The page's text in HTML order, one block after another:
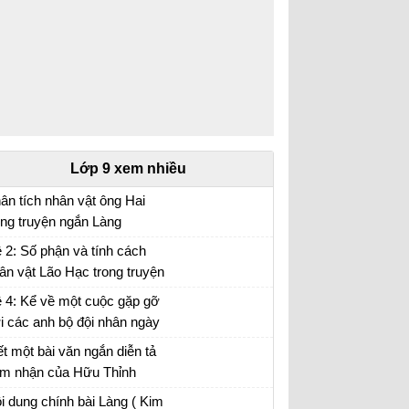
Lớp 9 xem nhiều
tích nhân vật ông Hai
truyện ngắn Làng
tích nhân vật ông Hai hay nhất
2: Số phận và tính cách
vật Lão Hạc trong truyện
Lão Hạc của Nam Cao.
4: Kể về một cuộc gặp gỡ
các anh bộ đội nhân ngày
lập Quân đội nhân dân
Nam (22-12)...
một bài văn ngắn diễn tả
nhận của Hữu Thỉnh
sự biến chuyển của đất
nhận bài thơ Sang thu của Hữu Thỉnh
dung chính bài Làng ( Kim